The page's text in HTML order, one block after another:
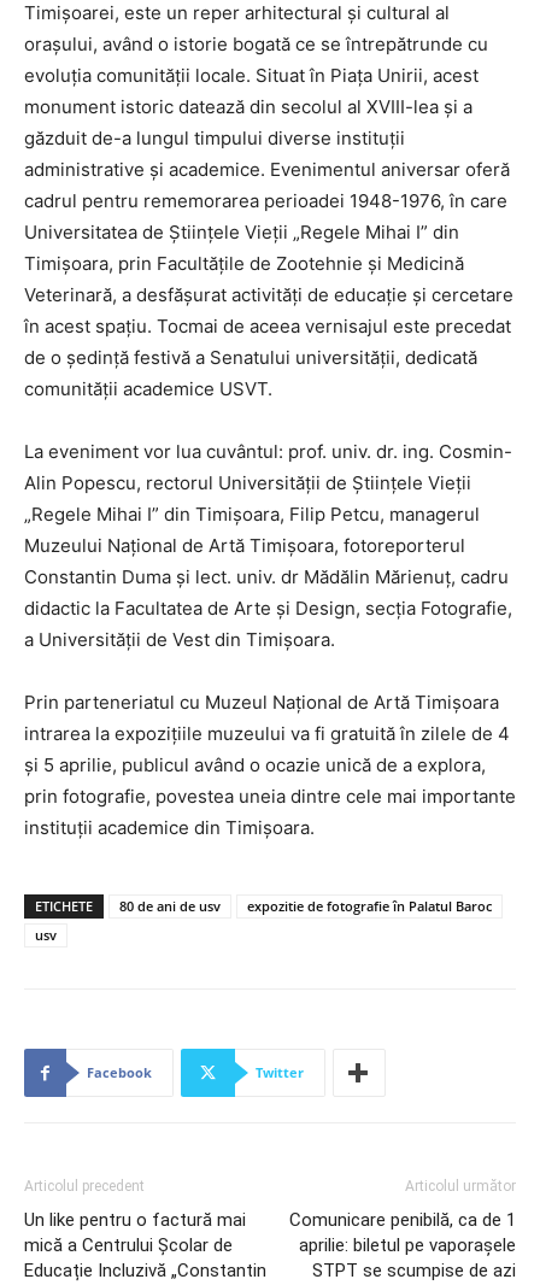
Timișoarei, este un reper arhitectural și cultural al
orașului, având o istorie bogată ce se întrepătrunde cu
evoluția comunității locale. Situat în Piața Unirii, acest
monument istoric datează din secolul al XVIII-lea și a
găzduit de-a lungul timpului diverse instituții
administrative și academice. Evenimentul aniversar oferă
cadrul pentru rememorarea perioadei 1948-1976, în care
Universitatea de Științele Vieții „Regele Mihai I” din
Timișoara, prin Facultățile de Zootehnie și Medicină
Veterinară, a desfășurat activități de educație și cercetare
în acest spațiu. Tocmai de aceea vernisajul este precedat
de o ședință festivă a Senatului universității, dedicată
comunității academice USVT.
La eveniment vor lua cuvântul: prof. univ. dr. ing. Cosmin-
Alin Popescu, rectorul Universității de Științele Vieții
„Regele Mihai I” din Timișoara, Filip Petcu, managerul
Muzeului Național de Artă Timișoara, fotoreporterul
Constantin Duma și lect. univ. dr Mădălin Mărienuț, cadru
didactic la Facultatea de Arte și Design, secția Fotografie,
a Universității de Vest din Timișoara.
Prin parteneriatul cu Muzeul Național de Artă Timișoara
intrarea la expozițiile muzeului va fi gratuită în zilele de 4
și 5 aprilie, publicul având o ocazie unică de a explora,
prin fotografie, povestea uneia dintre cele mai importante
instituții academice din Timișoara.
ETICHETE 80 de ani de usv
expozitie de fotografie în Palatul Baroc
usv
Facebook Twitter
Articolul precedent
Un like pentru o factură mai
mică a Centrului Școlar de
Educație Incluzivă „Constantin
Articolul următor
Comunicare penibilă, ca de 1
aprilie: biletul pe vaporașele
STPT se scumpise de azi